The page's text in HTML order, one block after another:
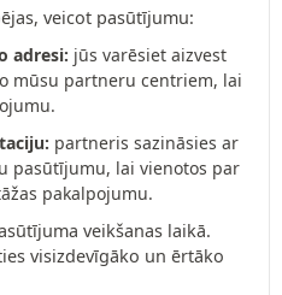
veicot pasūtījumu:
adresi: jūs varēsiet aizvest
mūsu partneru centriem, lai
partneris sazināsies ar
pasūtījumu, lai vienotos par
pakalpojumu.
veikšanas laikā.
visizdevīgāko un ērtāko